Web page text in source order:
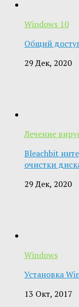
Windows 10
Общий
29 Дек, 2020
Лечение
Bleachbit
очистки
29 Дек, 2020
Windows
Установка
13 Окт, 2017